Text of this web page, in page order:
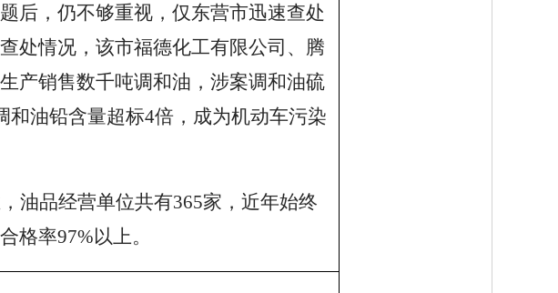
后，仍不够重视，仅东营市迅速查处
处情况，该市福德化工有限公司、腾
产销售数千吨调和油，涉案调和油硫
油铅含量超标4倍，成为机动车污染
油品经营单位共有365家，近年始终
格率97%以上。